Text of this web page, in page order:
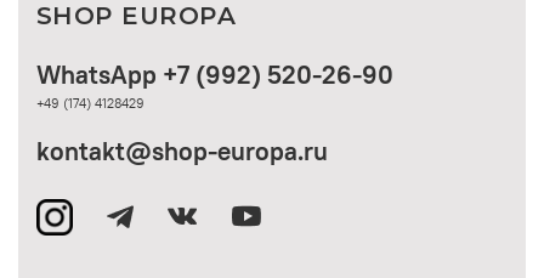
WhatsApp +7 (992) 520-26-90
+49 (174) 4128429
kontakt@shop-europa.ru
SHOP EUROPA